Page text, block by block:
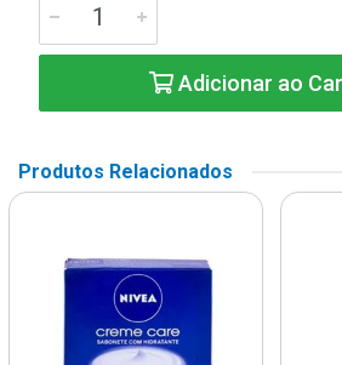
Adicionar ao
Produtos Relacionados